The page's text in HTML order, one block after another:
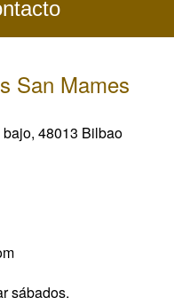
San Mames
48013 Bilbao
sábados.